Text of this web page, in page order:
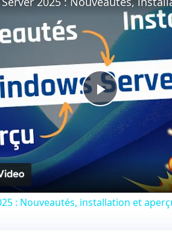
Play
Video
: Nouveautés, installation et